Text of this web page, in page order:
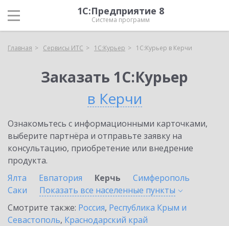
1С:Предприятие 8
Система программ
Главная Сервисы ИТС 1С:Курьер 1С:Курьер в Керчи
Заказать 1С:Курьер
в Керчи
Ознакомьтесь с информационными карточками,
выберите партнёра и отправьте заявку на
консультацию, приобретение или внедрение
продукта.
Ялта
Евпатория Керчь
Симферополь
Саки
Показать все населенные пункты
Смотрите также: Россия, Республика Крым и
Севастополь, Краснодарский край